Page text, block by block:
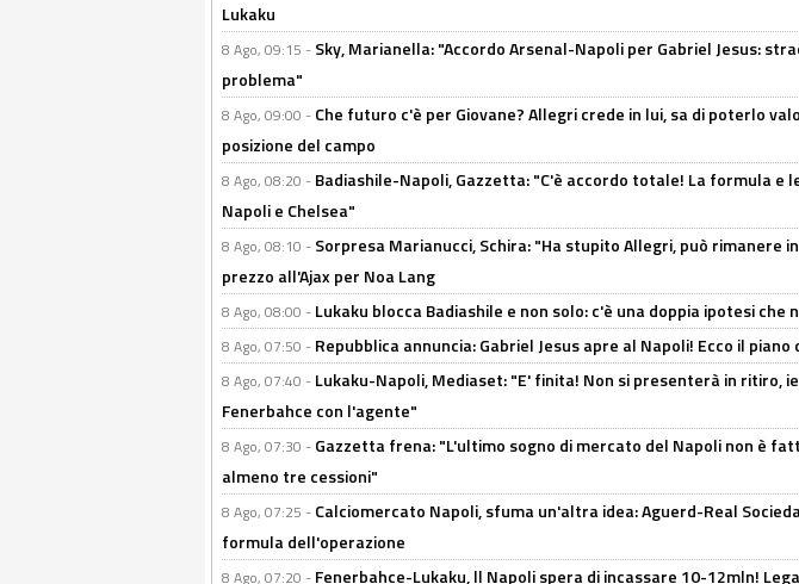
Lukaku
8 Ago, 09:15 - Sky, Marianella: "Accordo Arsenal-Napoli per Gabriel Jesus:
problema"
8 Ago, 09:00 - Che futuro c'è per Giovane? Allegri crede in lui, sa di poterlo
posizione del campo
8 Ago, 08:20 - Badiashile-Napoli, Gazzetta: "C'è accordo totale! La formula
Napoli e Chelsea"
8 Ago, 08:10 - Sorpresa Marianucci, Schira: "Ha stupito Allegri, può rimanere
prezzo all'Ajax per Noa Lang
8 Ago, 08:00 - Lukaku blocca Badiashile e non solo: c'è una doppia ipotesi che
8 Ago, 07:50 - Repubblica annuncia: Gabriel Jesus apre al Napoli! Ecco il piano
8 Ago, 07:40 - Lukaku-Napoli, Mediaset: "E' finita! Non si presenterà in ritiro,
Fenerbahce con l'agente"
8 Ago, 07:30 - Gazzetta frena: "L'ultimo sogno di mercato del Napoli non è
almeno tre cessioni"
8 Ago, 07:25 - Calciomercato Napoli, sfuma un'altra idea: Aguerd-Real
formula dell'operazione
8 Ago, 07:20 - Fenerbahce-Lukaku, ll Napoli spera di incassare 10-12mln!